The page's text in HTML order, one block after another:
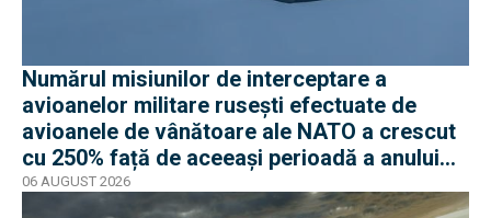
Numărul misiunilor de interceptare a
avioanelor militare rusești efectuate de
avioanele de vânătoare ale NATO a crescut
cu 250% față de aceeași perioadă a anului
trecut
06 AUGUST 2026